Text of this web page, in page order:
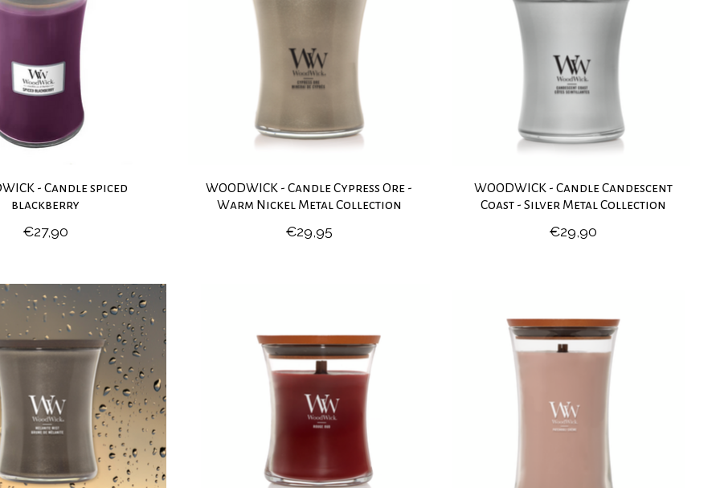
- Candle spiced
blackberry
€27,90
WOODWICK - Candle Cypress Ore -
Warm Nickel Metal Collection
€29,95
WOODWICK - Candle Candescent
Coast - Silver Metal Collection
€29,90